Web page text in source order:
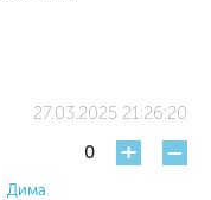
27.03.2025 21:26:20
0
+ -
Дима